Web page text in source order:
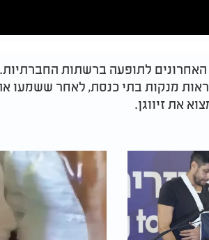
לתופעה ברשתות
מנקות בתי כנסת, לאחר ששמעו
את זיווגן.